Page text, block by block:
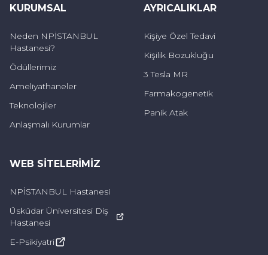
neden olabilecek başlıca durumlar:
Yakın birini kaybetme:
ölümü, bireyin ölüm gerçeğiyle doğrudan
yüzleşmesine neden olabilir. Bu tür kayıplar,
kişinin kendi ölümlülüğünü fark etmesini ve
Travmatik deneyimler:
afet veya şiddet gibi ölümle sonuçlanabilecek
olaylara maruz kalmak, bireyin ölümle ilgili
kaygılarını artırabilir.
KURUMSAL
Neden NPİSTANBUL
Hastanesi?
Ödüllerimiz
Ameliyathaneler
Teknolojiler
Anlaşmalı Kurumlar
AYRICALIKLAR
Kişiye Özel Tedavi
Kişilik Bozukluğu
3 Tesla MR
Farmakogenetik
Panik Atak
WEB SITELERIMIZ
NPİSTANBUL Hastanesi
Üsküdar Üniversitesi Diş
Hastanesi
E-Psikiyatri